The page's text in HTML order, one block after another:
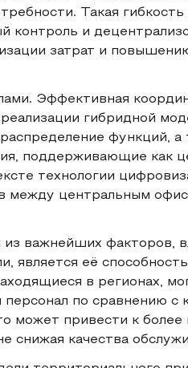
Такая
контроль и
затрат и
Эффективная
гибридной
функций,
поддерживающие как
технологии
между центральным
важнейших факторов,
является её
в регионах,
по сравнению с
может привести к
снижая качества